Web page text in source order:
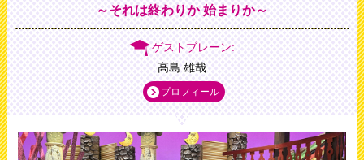
～それは終わりか 始まりか～
ゲストブレーン:
高島 雄哉
プロフィール